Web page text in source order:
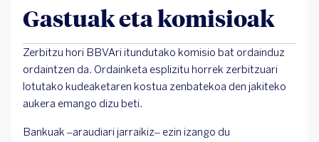
Gastuak eta komisioak
Zerbitzu hori BBVAri itundutako komisio bat ordainduz
ordaintzen da. Ordainketa esplizitu horrek zerbitzuari
lotutako kudeaketaren kostua zenbatekoa den jakiteko
aukera emango dizu beti.
Bankuak –araudiari jarraikiz– ezin izango du